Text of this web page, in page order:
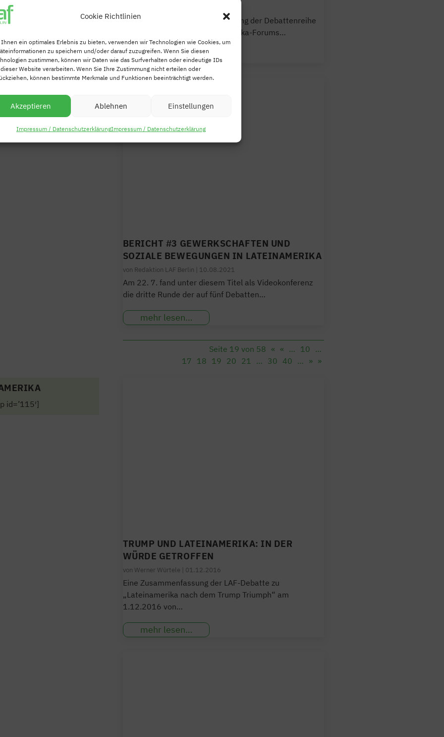
Cookie Richtlinien
Ihnen ein optimales Erlebnis zu bieten, verwenden wir Technologien wie Cookies, um
zu speichern und/oder darauf zuzugreifen. Wenn Sie diesen
zustimmen, können wir Daten wie das Surfverhalten oder eindeutige IDs
Website verarbeiten. Wenn Sie Ihre Zustimmung nicht erteilen oder
können bestimmte Merkmale und Funktionen beeinträchtigt werden.
Akzeptieren Ablehnen Einstellungen
Impressum / DatenschutzerklärungImpressum / Datenschutzerklärung
Die fünfte und letzte Veranstaltung der Debattenreihe
mit diesem Titel des Lateinamerika-Forums…
mehr lesen…
BERICHT #3 GEWERKSCHAFTEN UND
SOZIALE BEWEGUNGEN IN LATEINAMERIKA
von Redaktion LAF Berlin 10.08.2021
Am 22. 7. fand unter diesem Titel als Videokonferenz
die dritte Runde der auf fünf Debatten…
mehr lesen…
Seite 19 von 58 « « … 10 …
17 18 19 20 21 … 30 40 … » »
id=’115′]
TRUMP UND LATEINAMERIKA: IN DER
WÜRDE GETROFFEN
von Werner Würtele 01.12.2016
Eine Zusammenfassung der LAF-Debatte zu
„Lateinamerika nach dem Trump Triumph“ am
1.12.2016 von…
mehr lesen…